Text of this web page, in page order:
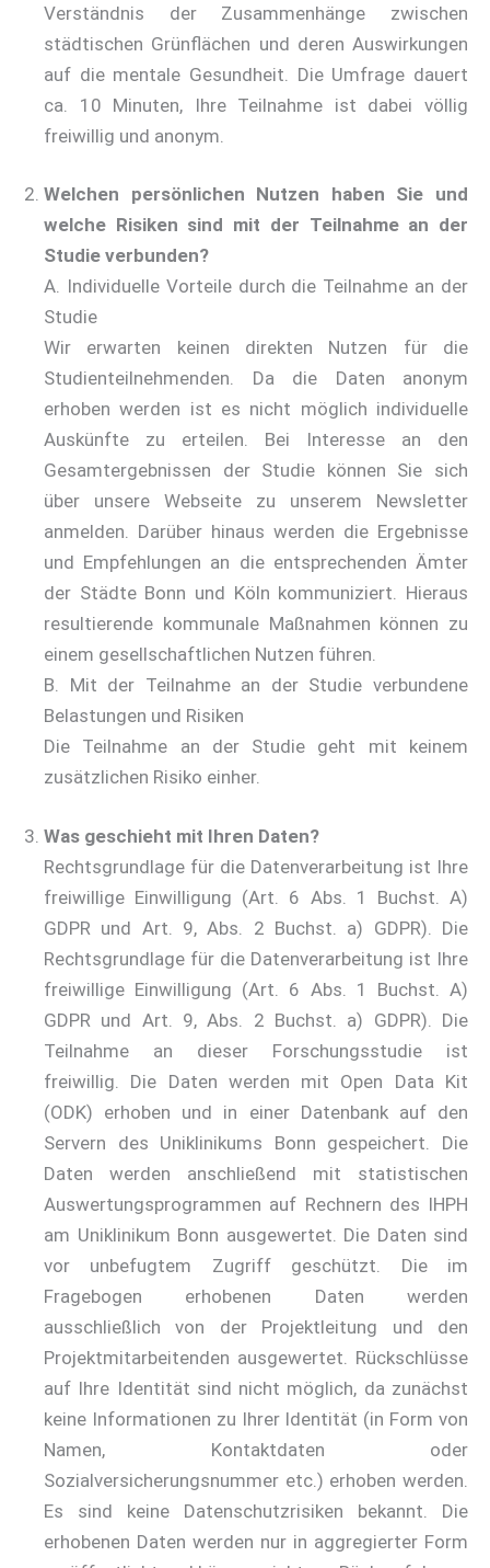
Verständnis der Zusammenhänge zwischen
städtischen Grünflächen und deren Auswirkungen
auf die mentale Gesundheit. Die Umfrage dauert
ca. 10 Minuten, Ihre Teilnahme ist dabei völlig
freiwillig und anonym.
Welchen persönlichen Nutzen haben Sie und
welche Risiken sind mit der Teilnahme an der
Studie verbunden?
A. Individuelle Vorteile durch die Teilnahme an der
Studie
Wir erwarten keinen direkten Nutzen für die
Studienteilnehmenden. Da die Daten anonym
erhoben werden ist es nicht möglich individuelle
Auskünfte zu erteilen. Bei Interesse an den
Gesamtergebnissen der Studie können Sie sich
über unsere Webseite zu unserem Newsletter
anmelden. Darüber hinaus werden die Ergebnisse
und Empfehlungen an die entsprechenden Ämter
der Städte Bonn und Köln kommuniziert. Hieraus
resultierende kommunale Maßnahmen können zu
einem gesellschaftlichen Nutzen führen.
B. Mit der Teilnahme an der Studie verbundene
Belastungen und Risiken
Die Teilnahme an der Studie geht mit keinem
zusätzlichen Risiko einher.
Was geschieht mit Ihren Daten?
Rechtsgrundlage für die Datenverarbeitung ist Ihre
freiwillige Einwilligung (Art. 6 Abs. 1 Buchst. A)
GDPR und Art. 9, Abs. 2 Buchst. a) GDPR). Die
Rechtsgrundlage für die Datenverarbeitung ist Ihre
freiwillige Einwilligung (Art. 6 Abs. 1 Buchst. A)
GDPR und Art. 9, Abs. 2 Buchst. a) GDPR). Die
Teilnahme an dieser Forschungsstudie ist
freiwillig. Die Daten werden mit Open Data Kit
(ODK) erhoben und in einer Datenbank auf den
Servern des Uniklinikums Bonn gespeichert. Die
Daten werden anschließend mit statistischen
Auswertungsprogrammen auf Rechnern des IHPH
am Uniklinikum Bonn ausgewertet. Die Daten sind
vor unbefugtem Zugriff geschützt. Die im
Fragebogen erhobenen Daten werden
ausschließlich von der Projektleitung und den
Projektmitarbeitenden ausgewertet. Rückschlüsse
auf Ihre Identität sind nicht möglich, da zunächst
keine Informationen zu Ihrer Identität (in Form von
Namen, Kontaktdaten oder
Sozialversicherungsnummer etc.) erhoben werden.
Es sind keine Datenschutzrisiken bekannt. Die
erhobenen Daten werden nur in aggregierter Form